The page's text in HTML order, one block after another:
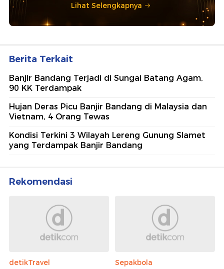
Lihat Selengkapnya
Berita Terkait
Banjir Bandang Terjadi di Sungai Batang Agam,
90 KK Terdampak
Hujan Deras Picu Banjir Bandang di Malaysia dan
Vietnam, 4 Orang Tewas
Kondisi Terkini 3 Wilayah Lereng Gunung Slamet
yang Terdampak Banjir Bandang
Rekomendasi
detikTravel
Sepakbola